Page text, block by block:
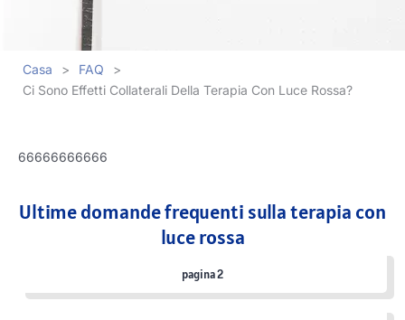
Casa > FAQ
>
Ci Sono Effetti Collaterali Della Terapia Con Luce Rossa?
66666666666
Ultime domande frequenti sulla terapia con
luce rossa
pagina 2